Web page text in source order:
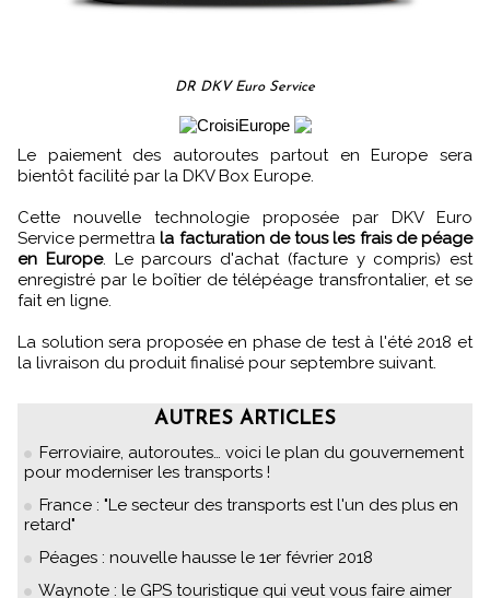
DR DKV Euro Service
Le paiement des autoroutes partout en Europe sera
bientôt facilité par la DKV Box Europe.
Cette nouvelle technologie proposée par DKV Euro
Service permettrala facturation de tous les frais de péage
en Europe. Le parcours d'achat (facture y compris) est
enregistré par le boîtier de télépéage transfrontalier, et se
fait en ligne.
La solution sera proposée en phase de test à l'été 2018 et
la livraison du produit finalisé pour septembre suivant.
AUTRES ARTICLES
Ferroviaire, autoroutes… voici le plan du gouvernement
pour moderniser les transports !
France : "Le secteur des transports est l'un des plus en
retard"
Péages : nouvelle hausse le 1er février 2018
Waynote : le GPS touristique qui veut vous faire aimer